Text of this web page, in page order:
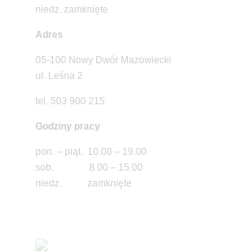
niedz. zamknięte
Adres
05-100 Nowy Dwór Mazowiecki
ul. Leśna 2
tel. 503 900 215
Godziny pracy
pon. – piąt. 10.00 – 19.00
sob. 8.00 – 15.00
niedz. zamknięte